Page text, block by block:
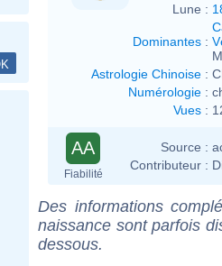
Lune :
Dominantes :
Astrologie Chinoise :
Numérologie :
Vues :
AA
Fiabilité
Source :
Contributeur :
Des informations
naissance sont parfois
dessous.